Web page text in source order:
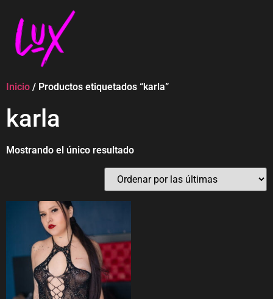
Inicio / Productos etiquetados “karla”
karla
Mostrando el único resultado